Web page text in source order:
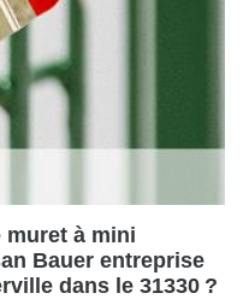
muret à mini
Bauer entreprise
dans le 31330 ?